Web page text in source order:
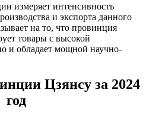
измеряет интенсивность
и экспорта данного
на то, что провинция
товары с высокой
и обладает мощной научно-
Цзянсу за 2024
год